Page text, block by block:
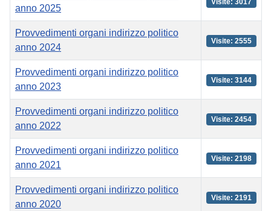
anno 2025
Visite: 3017
Provvedimenti organi indirizzo politico
anno 2024
Visite: 2555
Provvedimenti organi indirizzo politico
anno 2023
Visite: 3144
Provvedimenti organi indirizzo politico
anno 2022
Visite: 2454
Provvedimenti organi indirizzo politico
anno 2021
Visite: 2198
Provvedimenti organi indirizzo politico
anno 2020
Visite: 2191